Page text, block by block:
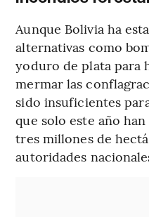
Aunque Bolivia ha
alternativas como
yoduro de plata para
mermar las
sido insuficientes
que solo este año
tres millones de
autoridades